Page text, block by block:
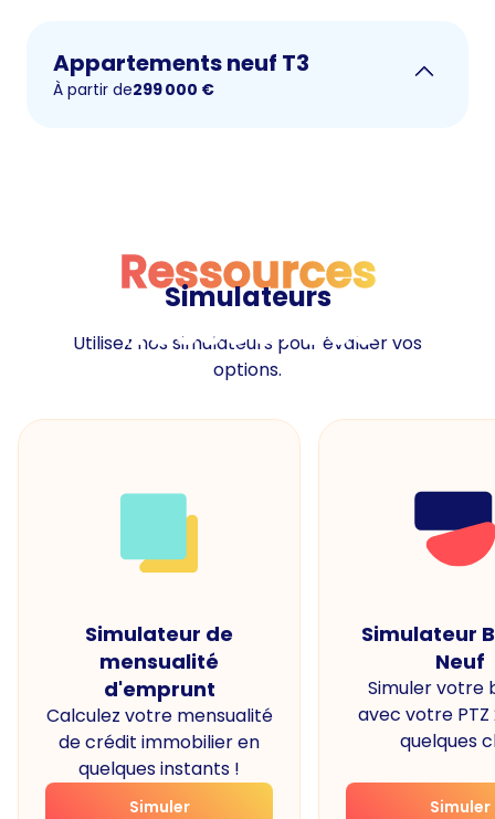
Appartements neuf T3
À partir de299 000 €
Ressources
Ressources
Simulateurs
Utilisez nos simulateurs pour évaluer vos
options.
Simulateur de
mensualité
d'emprunt
Calculez votre mensualité
de crédit immobilier en
quelques instants !
Simuler
Simulateur
Neuf
Simuler votre
avec votre PTZ
quelques
Simuler